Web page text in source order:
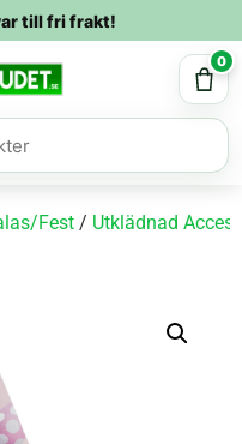
till fri frakt!
0
Fest / Utklädnad